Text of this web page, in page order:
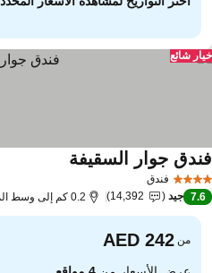
شائع
فندق
جوار السقيفة
7.6 جيد 14,392 0.2 كم إلى وسط المدينة
من